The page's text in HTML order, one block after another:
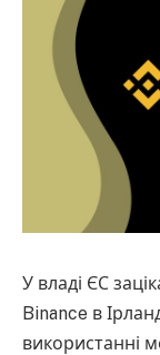
У владі ЄС
Binance в
використанні